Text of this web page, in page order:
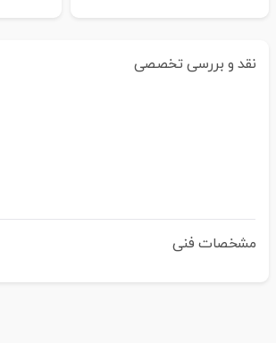
نقد و بررسی تخصصی
مشخصات فنی